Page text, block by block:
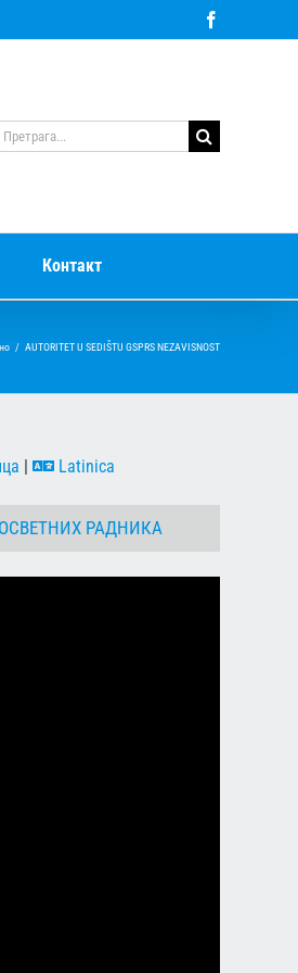
Контакт
/ AUTORITET U SEDIŠTU GSPRS NEZAVISNOST
Latinica
РАДНИКА